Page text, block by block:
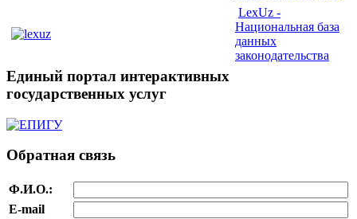
LexUz -
Национальная база
данных
законодательства
Единый портал интерактивных
государственных услуг
Обратная связь
Ф.И.О.:
E-mail